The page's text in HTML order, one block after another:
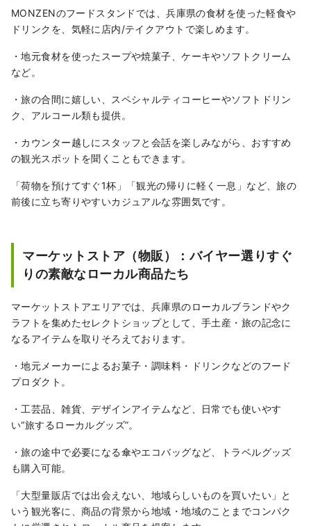
MONZENのフードスタンドでは、兵庫県の食材を使った軽食や
ドリンクを、気軽に店内/テイクアウトで楽しめます。
・地元食材を使ったスープや焼菓子、ケーキやソフトクリーム
など。
・旅の合間に嬉しい、スペシャルティコーヒーやソフトドリン
ク、アルコール類も提供。
・カウンター越しにスタッフと会話を楽しみながら、おすすめ
の観光スポットを聞くこともできます。
「荷物を預けてすぐ1杯」「観光の帰りに軽く一息」など、旅の
前後に立ち寄りやすいカジュアルな雰囲気です。
マーケットストア（物販）：バイヤー選りすぐ
りの素敵なローカル商品たち
マーケットストアエリアでは、兵庫県のローカルブランドやク
ラフトを集めたセレクトショップとして、手土産・旅の記念に
なるアイテムを取りそろえております。
・地元メーカーによるお菓子・調味料・ドリンクなどのフード
プロダクト。
・工芸品、雑貨、デザインアイテムなど、日常でも使いやす
い“旅するローカルグッズ”。
・旅の途中で必要になる傘やエコバッグなど、トラベルグッズ
も購入可能。
「大型量販店では出会えない、地域らしいものを買いたい」と
いう観光客に、商品の背景から地域・地域のことまでコンパク